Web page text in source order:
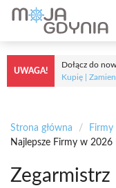
Przejdź
treści
UWAGA!
Dołącz do
Kupię |
Strona główna / Firmy
Najlepsze Firmy w 2026
Zegarmistrz